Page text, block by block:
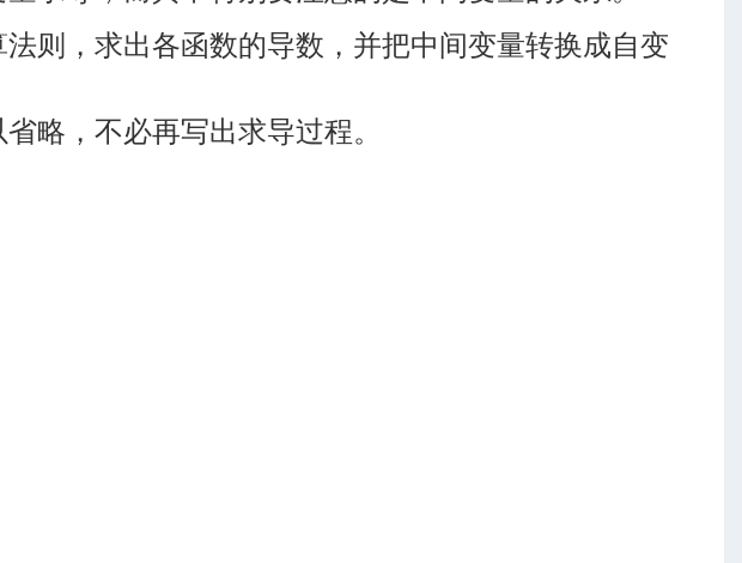
则，求出各函数的导数，并把中间变量转换成自变
略，不必再写出求导过程。